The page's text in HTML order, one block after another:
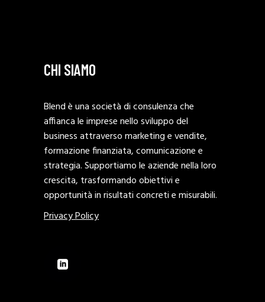
CHI SIAMO
Blend è una società di consulenza che
affianca le imprese nello sviluppo del
business attraverso marketing e vendite,
formazione finanziata, comunicazione e
strategia. Supportiamo le aziende nella loro
crescita, trasformando obiettivi e
opportunità in risultati concreti e misurabili.
Privacy Policy